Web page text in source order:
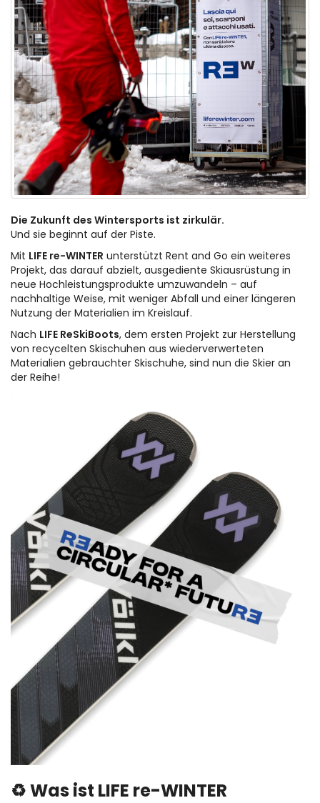
Die Zukunft des Wintersports ist zirkulär.
Und sie beginnt auf der Piste.
Mit LIFE re-WINTER unterstützt Rent and Go ein weiteres
Projekt, das darauf abzielt, ausgediente Skiausrüstung in
neue Hochleistungsprodukte umzuwandeln – auf
nachhaltige Weise, mit weniger Abfall und einer längeren
Nutzung der Materialien im Kreislauf.
Nach LIFE ReSkiBoots, dem ersten Projekt zur Herstellung
von recycelten Skischuhen aus wiederverwerteten
Materialien gebrauchter Skischuhe, sind nun die Skier an
der Reihe!
♻️ Was ist LIFE re-WINTER